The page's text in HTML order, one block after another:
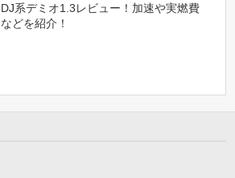
DJ系デミオ1.3レビュー！加速や実燃費
などを紹介！